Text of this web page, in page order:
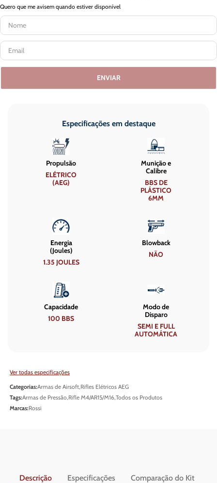
Quero que me avisem quando estiver disponível
ENVIAR
Especificações em destaque
Propulsão
ELÉTRICO
(AEG)
Munição e
Calibre
BBS DE
PLÁSTICO
6MM
Energia
(Joules)
1.35 JOULES
Blowback
NÃO
Capacidade
100 BBS
Modo de
Disparo
SEMI E FULL
AUTOMÁTICA
Ver todas especificações
Categorias:Armas de Airsoft,Rifles Elétricos AEG
Tags:Armas de Pressão,Rifle M4/AR15/M16,Todos os Produtos
Marcas:Rossi
Descrição Especificações Comparação do Kit